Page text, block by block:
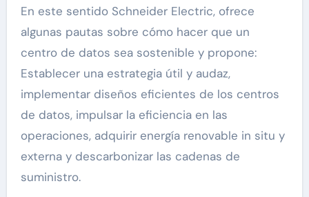
En este sentido Schneider Electric, ofrece
algunas pautas sobre cómo hacer que un
centro de datos sea sostenible y propone:
Establecer una estrategia útil y audaz,
implementar diseños eficientes de los centros
de datos, impulsar la eficiencia en las
operaciones, adquirir energía renovable in situ y
externa y descarbonizar las cadenas de
suministro.